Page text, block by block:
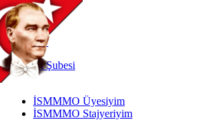
TR
|
EN
İnternetŞubesi
İSMMMO Üyesiyim
İSMMMO Stajyeriyim